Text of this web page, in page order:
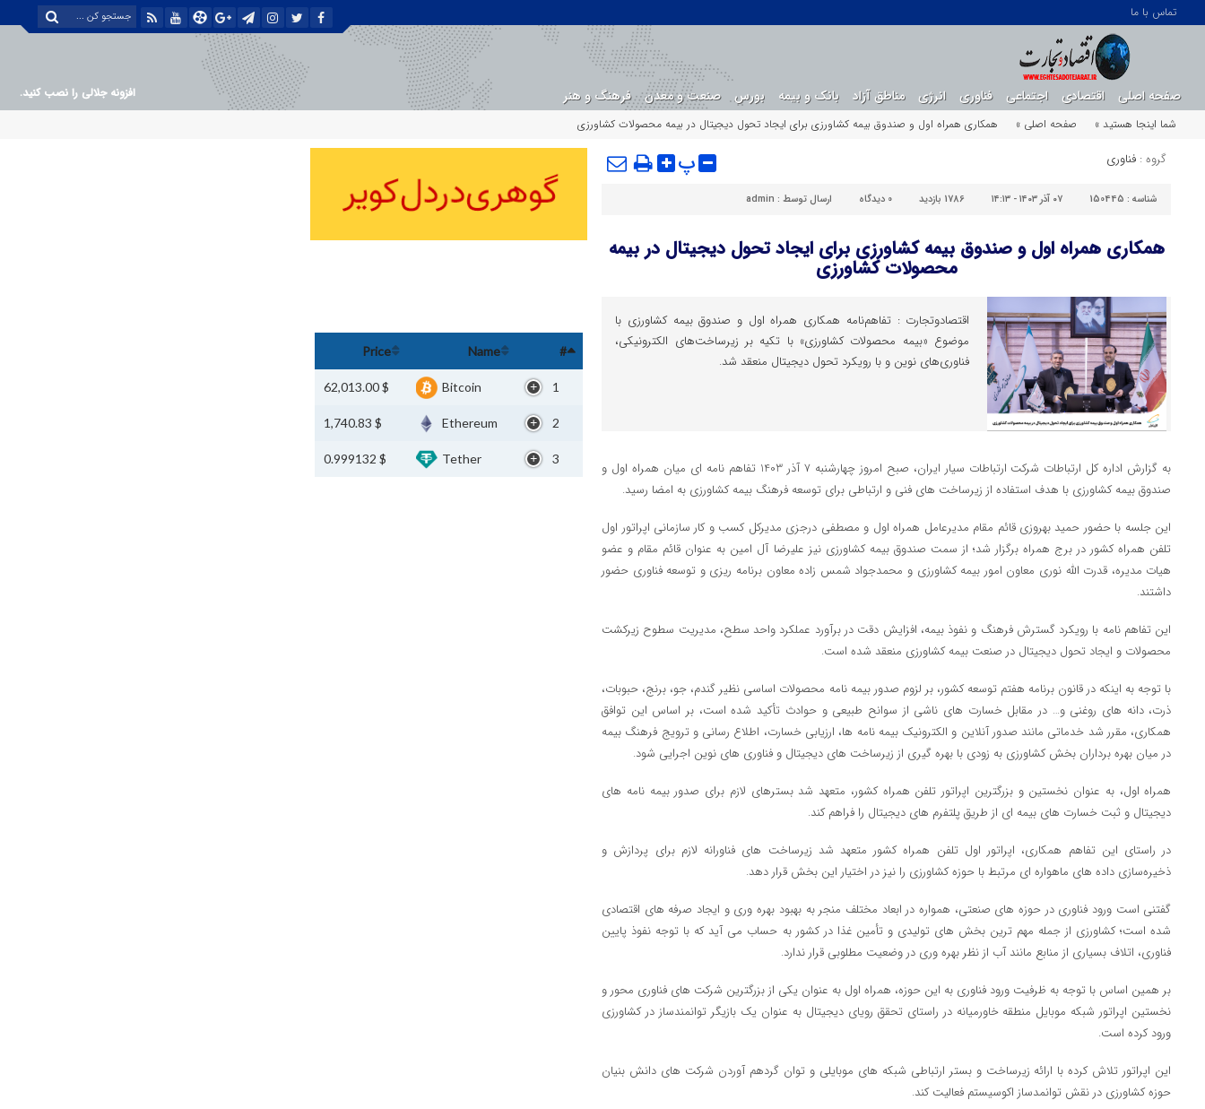
تماس با ما
صفحه اصلی اقتصادی اجتماعی فناوری انرژی مناطق آزاد بانک و بیمه بورس صنعت و معدن فرهنگ و هنر
افزونه جلالی را نصب کنید.
شما اینجا هستید »
صفحه اصلی » همکاری همراه اول و صندوق بیمه کشاورزی برای ایجاد تحول دیجیتال در بیمه محصولات کشاورزی
گروه : فناوری پ
شناسه : 150445 ۰۷ آذر ۱۴۰۳ - ۱۴:۱۳ 1786 بازدید 0 دیدگاه ارسال توسط : admin
همکاری همراه اول و صندوق بیمه کشاورزی برای ایجاد تحول دیجیتال در بیمه
محصولات کشاورزی
اقتصادوتجارت : تفاهم‌نامه همکاری همراه اول و صندوق بیمه کشاورزی با
موضوع «بیمه محصولات کشاورزی» با تکیه بر زیرساخت‌های الکترونیکی،
فناوری‌های نوین و با رویکرد تحول دیجیتال منعقد شد.
به گزارش اداره کل ارتباطات شرکت ارتباطات سیار ایران، صبح امروز چهارشنبه 7 آذر 1403 تفاهم نامه ای میان همراه اول و
صندوق بیمه کشاورزی با هدف استفاده از زیرساخت های فنی و ارتباطی برای توسعه فرهنگ بیمه کشاورزی به امضا رسید.
این جلسه با حضور حمید بهروزی قائم مقام مدیرعامل همراه اول و مصطفی درجزی مدیرکل کسب و کار سازمانی اپراتور اول
تلفن همراه کشور در برج همراه برگزار شد؛ از سمت صندوق بیمه کشاورزی نیز علیرضا آل امین به عنوان قائم مقام و عضو
هیات مدیره، قدرت الله نوری معاون امور بیمه کشاورزی و محمدجواد شمس زاده معاون برنامه ریزی و توسعه فناوری حضور
داشتند.
این تفاهم نامه با رویکرد گسترش فرهنگ و نفوذ بیمه، افزایش دقت در برآورد عملکرد واحد سطح، مدیریت سطوح زیرکشت
محصولات و ایجاد تحول دیجیتال در صنعت بیمه کشاورزی منعقد شده است.
با توجه به اینکه در قانون برنامه هفتم توسعه کشور، بر لزوم صدور بیمه نامه محصولات اساسی نظیر گندم، جو، برنج، حبوبات،
ذرت، دانه های روغنی و… در مقابل خسارت های ناشی از‌ سوانح طبیعی و حوادث تأکید شده است، بر اساس این توافق
همکاری، مقرر شد خدماتی مانند صدور آنلاین و الکترونیک بیمه نامه ها، ارزیابی خسارت، اطلاع رسانی و ترویج فرهنگ بیمه
در میان بهره برداران بخش کشاورزی به زودی با بهره گیری از زیرساخت های دیجیتال و فناوری های نوین اجرایی شود.
همراه اول، به عنوان نخستین و بزرگترین اپراتور تلفن همراه کشور، متعهد شد بسترهای لازم برای صدور بیمه نامه های
دیجیتال و ثبت خسارت های بیمه ای از طریق پلتفرم های دیجیتال را فراهم کند.
در راستای این تفاهم همکاری، اپراتور اول تلفن همراه کشور متعهد شد زیرساخت های فناورانه لازم برای پردازش و
ذخیره‌سازی داده های ماهواره ای مرتبط با حوزه کشاورزی را نیز در اختیار این بخش قرار دهد.
گفتنی است ورود فناوری در حوزه های صنعتی، همواره در ابعاد مختلف منجر به بهبود بهره وری و ایجاد صرفه های اقتصادی
شده است؛ کشاورزی از جمله مهم ترین بخش های تولیدی و تأمین غذا در کشور به حساب می آید که با توجه نفوذ پایین
فناوری، اتلاف بسیاری از منابع مانند آب از نظر بهره وری در وضعیت مطلوبی قرار ندارد.
بر همین اساس با توجه به ظرفیت ورود فناوری به این حوزه، همراه اول به عنوان یکی از بزرگترین شرکت های فناوری محور و
نخستین اپراتور شبکه موبایل منطقه خاورمیانه در راستای تحقق رویای دیجیتال به عنوان یک بازیگر توانمندساز در کشاورزی
ورود کرده است.
این اپراتور تلاش کرده با ارائه زیرساخت و بستر ارتباطی شبکه های موبایلی و توان گردهم آوردن شرکت های دانش بنیان
حوزه کشاورزی در نقش توانمدساز اکوسیستم فعالیت‌ کند.
#
Name
Price
1
Bitcoin
$ 62,013.00
2
Ethereum
$ 1,740.83
3
Tether
$ 0.999132